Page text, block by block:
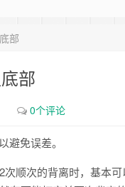
部
部
0个评论
避免误差。
次的背离时，基本可